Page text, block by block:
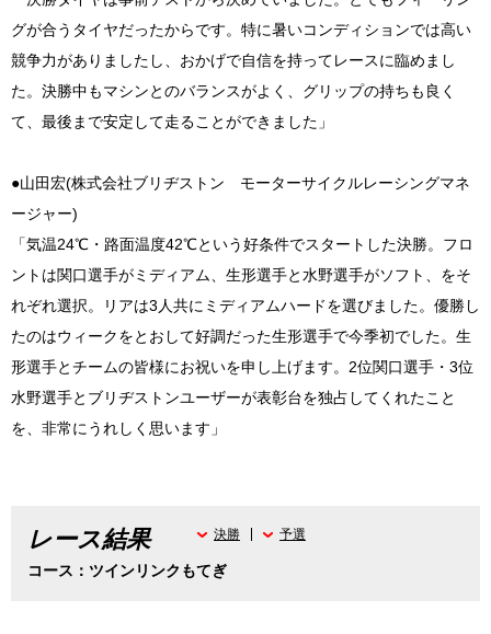
グが合うタイヤだったからです。特に暑いコンディションでは高い
競争力がありましたし、おかげで自信を持ってレースに臨めまし
た。決勝中もマシンとのバランスがよく、グリップの持ちも良く
て、最後まで安定して走ることができました」
●山田宏(株式会社ブリヂストン モーターサイクルレーシングマネ
ージャー)
「気温24℃・路面温度42℃という好条件でスタートした決勝。フロ
ントは関口選手がミディアム、生形選手と水野選手がソフト、をそ
れぞれ選択。リアは3人共にミディアムハードを選びました。優勝し
たのはウィークをとおして好調だった生形選手で今季初でした。生
形選手とチームの皆様にお祝いを申し上げます。2位関口選手・3位
水野選手とブリヂストンユーザーが表彰台を独占してくれたこと
を、非常にうれしく思います」
レース結果
コース：ツインリンクもてぎ
決勝 予選